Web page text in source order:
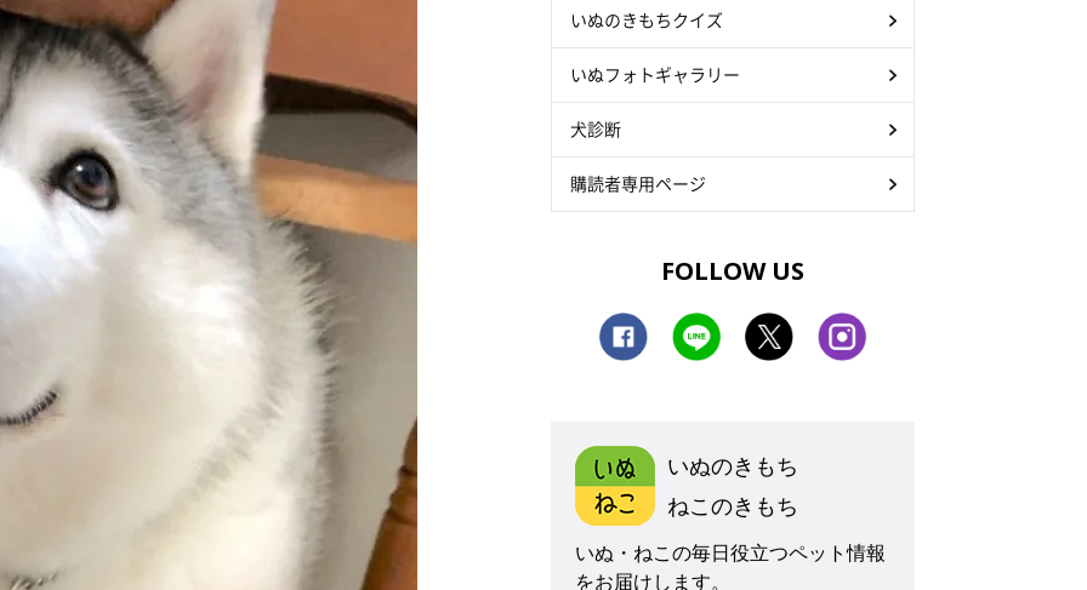
いぬのきもちクイズ
いぬフォトギャラリー
犬診断
購読者専用ページ
FOLLOW US
いぬのきもち
ねこのきもち
いぬ・ねこの毎日役立つペット情報
をお届けします。